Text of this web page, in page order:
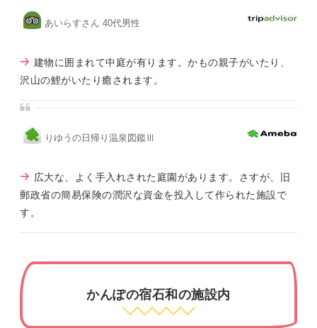
あいらすさん 40代男性
建物に囲まれて中庭が有ります。かもの親子がいたり、
沢山の鯉がいたり癒されます。
りゆうの日帰り温泉図鑑Ⅲ
広大な、よく手入れされた庭園があります。さすが、旧
郵政省の簡易保険の潤沢な資金を投入して作られた施設で
す。
かんぽの宿石和の施設内